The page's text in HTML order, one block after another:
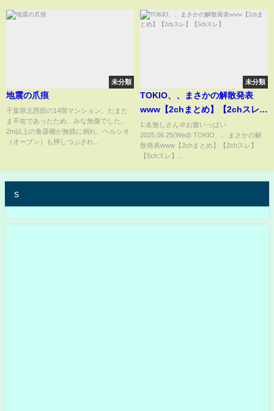
未分類
地震の爪痕
千葉県北西部の14階マンション。たまた
ま不在であったため、みな無傷でした。
2m以上の食器棚が無残に倒れ、ヘルシオ
（オーブン）も押しつぶされ...
未分類
TOKIO、、まさかの解散発表
www【2chまとめ】【2chスレ】
【5chスレ】
1:名無しさん＠お腹いっぱい
2025.06.25(Wed) TOKIO、、まさかの解
散発表www【2chまとめ】【2chスレ】
【5chスレ】...
s